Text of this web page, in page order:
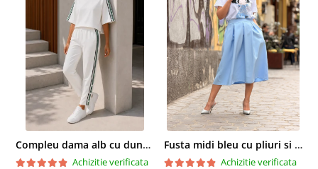
Compleu dama alb cu dungi laterale in nuante de verde si negru
Achizitie verificata
Fusta midi bleu cu pliuri si buzunare
Achizitie verificata